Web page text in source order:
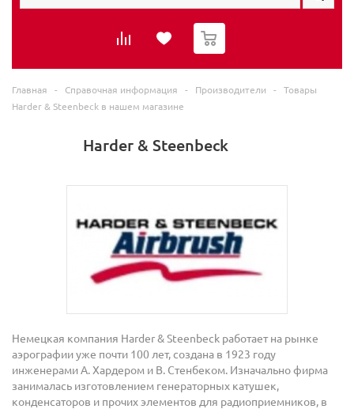
0
Главная - Справочная информация - Производители -
Товары
Harder & Steenbeck в нашем магазине
Harder & Steenbeck
Немецкая компания Harder & Steenbeck работает на рынке
аэрографии уже почти 100 лет, создана в 1923 году
инженерами А. Хардером и В. Стенбеком. Изначально фирма
занималась изготовлением генераторных катушек,
конденсаторов и прочих элементов для радиоприемников, в